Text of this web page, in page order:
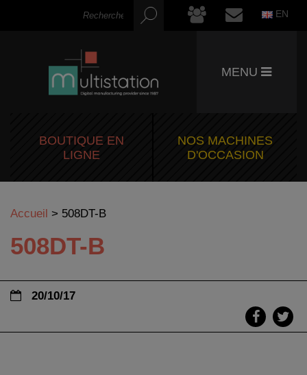
EN
MENU
BOUTIQUE EN
LIGNE
NOS MACHINES
D'OCCASION
Accueil > 508DT-B
508DT-B
20/10/17